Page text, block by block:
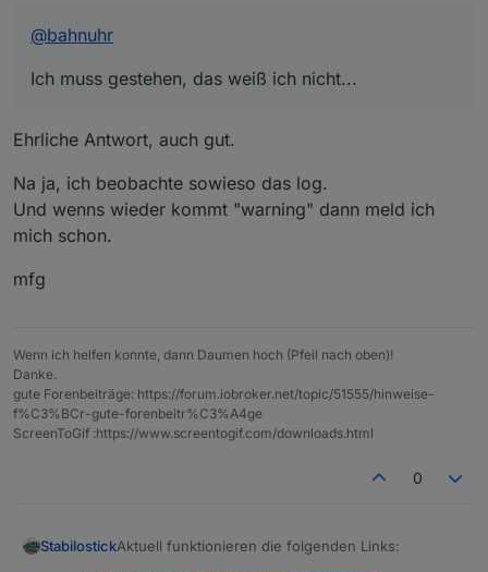
@bahnuhr
Ich muss gestehen, das weiß ich nicht...
Ehrliche Antwort, auch gut.
Na ja, ich beobachte sowieso das log.
Und wenns wieder kommt "warning" dann meld ich
mich schon.
mfg
Wenn ich helfen konnte, dann Daumen hoch (Pfeil nach oben)!
Danke.
gute Forenbeiträge: https://forum.iobroker.net/topic/51555/hinweise-
f%C3%BCr-gute-forenbeitr%C3%A4ge
ScreenToGif :https://www.screentogif.com/downloads.html
0
StabilostickAktuell funktionieren die folgenden Links: